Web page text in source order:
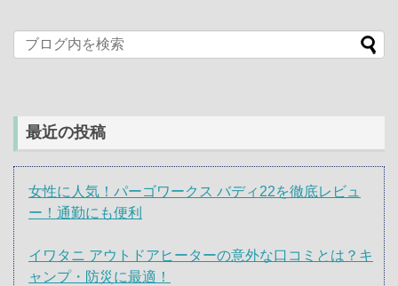
最近の投稿
女性に人気！パーゴワークス バディ22を徹底レビュ
ー！通勤にも便利
イワタニ アウトドアヒーターの意外な口コミとは？キ
ャンプ・防災に最適！